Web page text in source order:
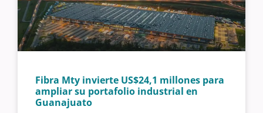
Fibra Mty invierte US$24,1 millones para
ampliar su portafolio industrial en
Guanajuato